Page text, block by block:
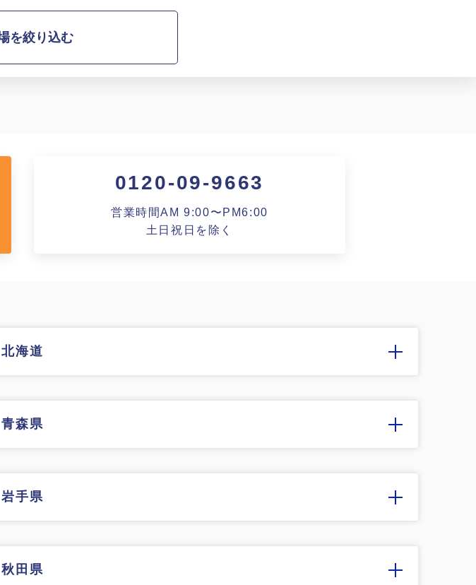
あなたにナガワがお薦めの理由
Webカタログ
を絞り込む
0120-09-9663
営業時間AM 9:00〜PM6:00
土日祝日を除く
北海道
青森県
岩手県
秋田県